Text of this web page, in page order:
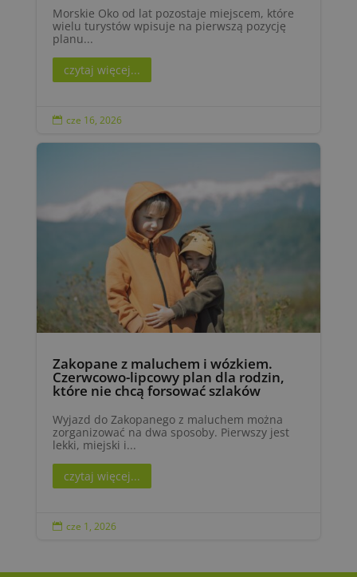
Morskie Oko od lat pozostaje miejscem, które
wielu turystów wpisuje na pierwszą pozycję
planu...
czytaj więcej...
 cze 16, 2026
Zakopane z maluchem i wózkiem.
Czerwcowo-lipcowy plan dla rodzin,
które nie chcą forsować szlaków
Wyjazd do Zakopanego z maluchem można
zorganizować na dwa sposoby. Pierwszy jest
lekki, miejski i...
czytaj więcej...
 cze 1, 2026